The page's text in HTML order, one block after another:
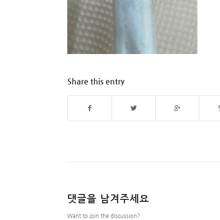
Share this entry
댓글을 남겨주세요
Want to join the discussion?